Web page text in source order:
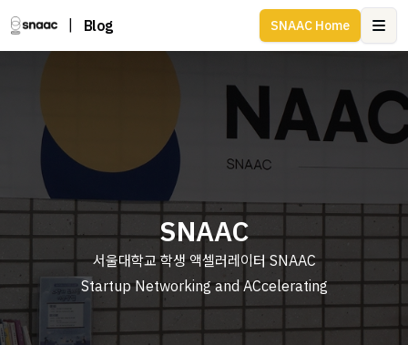
Blog SNAAC Home
SNAAC
서울대학교 학생 액셀러레이터 SNAAC
Startup Networking and ACcelerating